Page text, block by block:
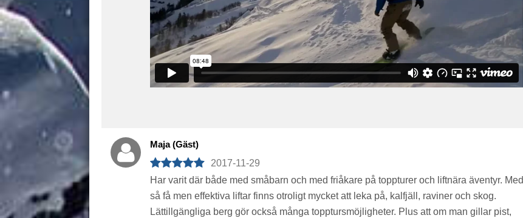
Maja (Gäst)
2017-11-29
Har varit där både med småbarn och med friåkare på toppturer och liftnära äventyr. Med
så få men effektiva liftar finns otroligt mycket att leka på, kalfjäll, raviner och skog.
Lättillgängliga berg gör också många topptursmöjligheter. Plus att om man gillar pist,